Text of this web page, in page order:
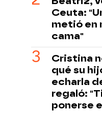
Ceuta:
metió en
cama"
Cristina
qué su
echarla
regaló:
ponerse